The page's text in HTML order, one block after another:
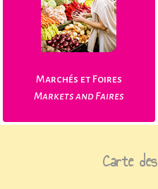
Marchés et Foires
Markets and Faires
Carte des